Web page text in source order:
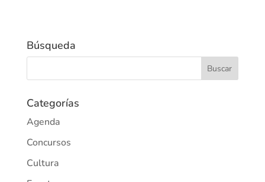
Búsqueda
Categorías
Agenda
Concursos
Cultura